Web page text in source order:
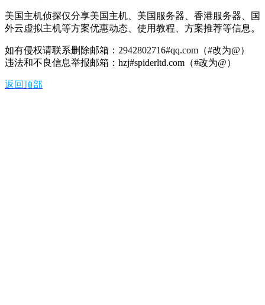
美国主机侦探仅分享美国主机、美国服务器、香港服务器、国
外云虚拟主机等方案优惠动态、使用教程、方案推荐等信息。
如有侵权请联系删除邮箱：2942802716#qq.com（#改为@）
违法和不良信息举报邮箱：hzj#spiderltd.com（#改为@）
返回顶部